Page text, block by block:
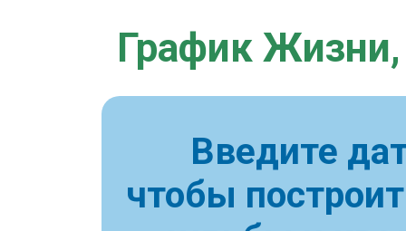
График Жизни,
Введите
чтобы